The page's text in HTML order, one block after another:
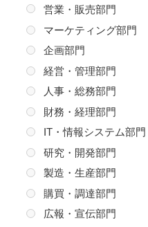
（2）ご本人よりご請求い
め、関係する業務提携先に
だく場合。
（3）サービスのご案内・
情報を提供するため、関係
を提供させていただく場合
（4）裁判所や警察等の公
照会を受けて開示が請求さ
を保護するため、やむを得
だく場合。
3. 共同利用について
営業・販売部門
マーケティング部門
企画部門
経営・管理部門
人事・総務部門
財務・経理部門
IT・情報システム部門
研究・開発部門
製造・生産部門
購買・調達部門
広報・宣伝部門